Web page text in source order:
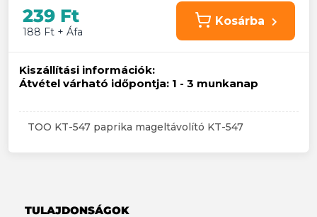
239 Ft
188 Ft + Áfa
Kosárba
Kiszállítási információk:
Átvétel várható időpontja: 1 - 3 munkanap
TOO KT-547 paprika mageltávolító KT-547
TULAJDONSÁGOK